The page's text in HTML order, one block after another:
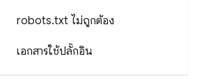
robots.txt ไม่ถูกต้อง
เอกสารใช้ปลั๊กอิน